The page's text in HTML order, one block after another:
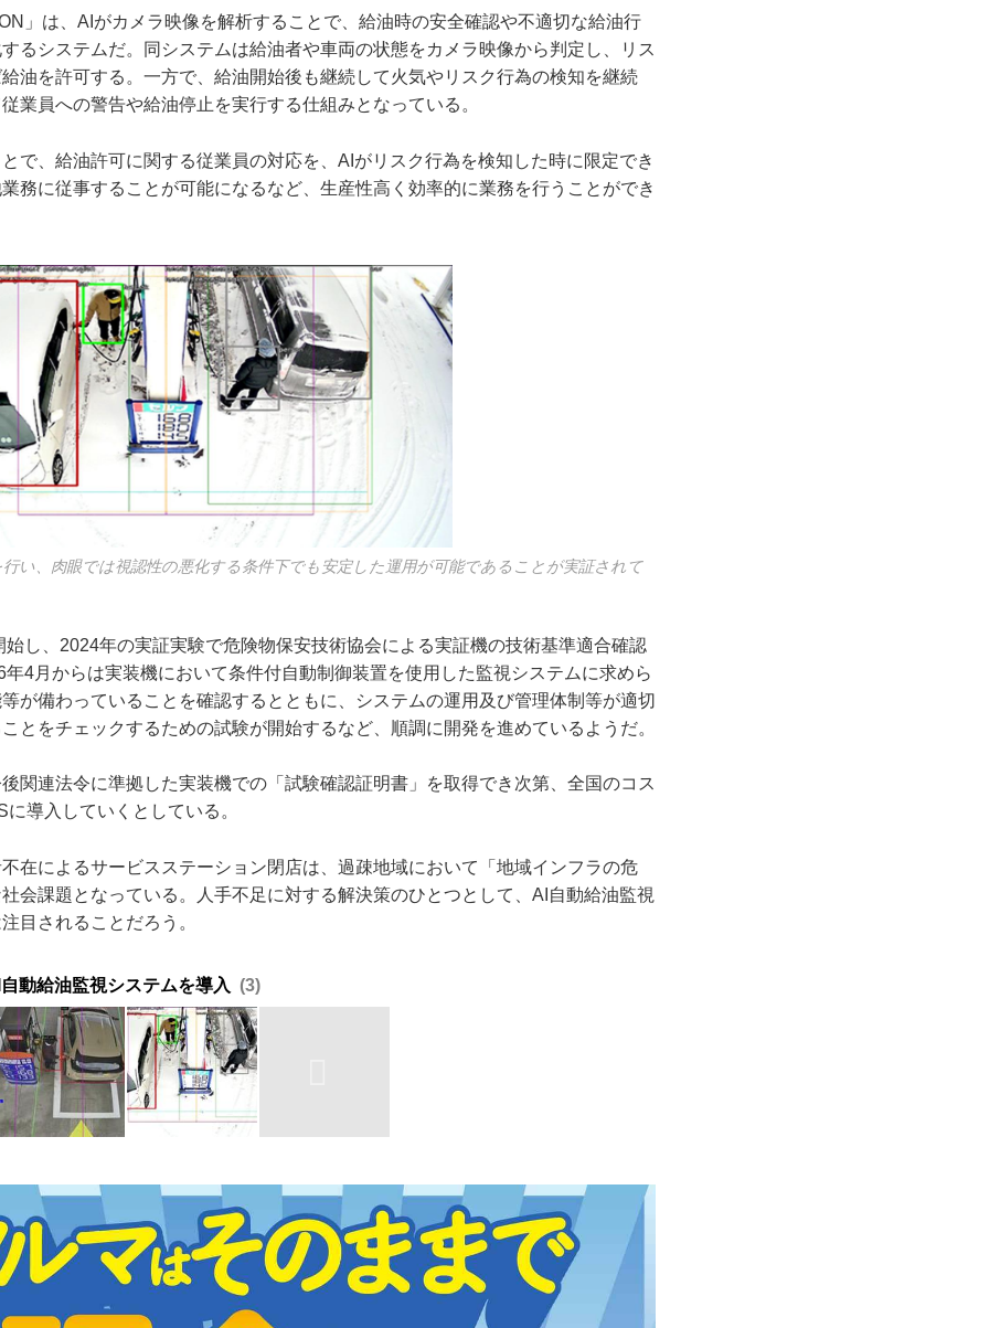
」は、AIがカメラ映像を解析することで、給油時の安全確認や不適切な給油行
るシステムだ。同システムは給油者や車両の状態をカメラ映像から判定し、リス
油を許可する。一方で、給油開始後も継続して火気やリスク行為の検知を継続
業員への警告や給油停止を実行する仕組みとなっている。
で、給油許可に関する従業員の対応を、AIがリスク行為を検知した時に限定でき
務に従事することが可能になるなど、生産性高く効率的に業務を行うことができ
い、肉眼では視認性の悪化する条件下でも安定した運用が可能であることが実証されて
始し、2024年の実証実験で危険物保安技術協会による実証機の技術基準適合確認
4月からは実装機において条件付自動制御装置を使用した監視システムに求めら
が備わっていることを確認するとともに、システムの運用及び管理体制等が適切
とをチェックするための試験が開始するなど、順調に開発を進めているようだ。
関連法令に準拠した実装機での「試験確認証明書」を取得でき次第、全国のコス
導入していくとしている。
在によるサービスステーション閉店は、過疎地域において「地域インフラの危
会課題となっている。人手不足に対する解決策のひとつとして、AI自動給油監視
目されることだろう。
動給油監視システムを導入 3